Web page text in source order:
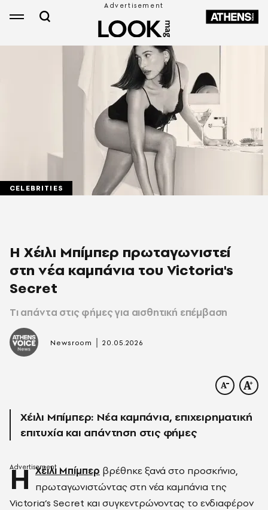
CELEBRITIES
Η Χέιλι Μπίμπερ πρωταγωνιστεί
στη νέα καμπάνια τoυ Victoria's
Secret
Tι απάντα στις φήμες για αισθητική επέμβαση
Newsroom |20.05.2026
Χέιλι Μπίμπερ: Νέα καμπάνια, επιχειρηματική
επιτυχία και απάντηση στις φήμες
Η Χέιλι Μπίμπερ βρέθηκε ξανά στο προσκήνιο,
πρωταγωνιστώντας στη νέα καμπάνια της
Victoria’s Secret και συγκεντρώνοντας το ενδιαφέρον